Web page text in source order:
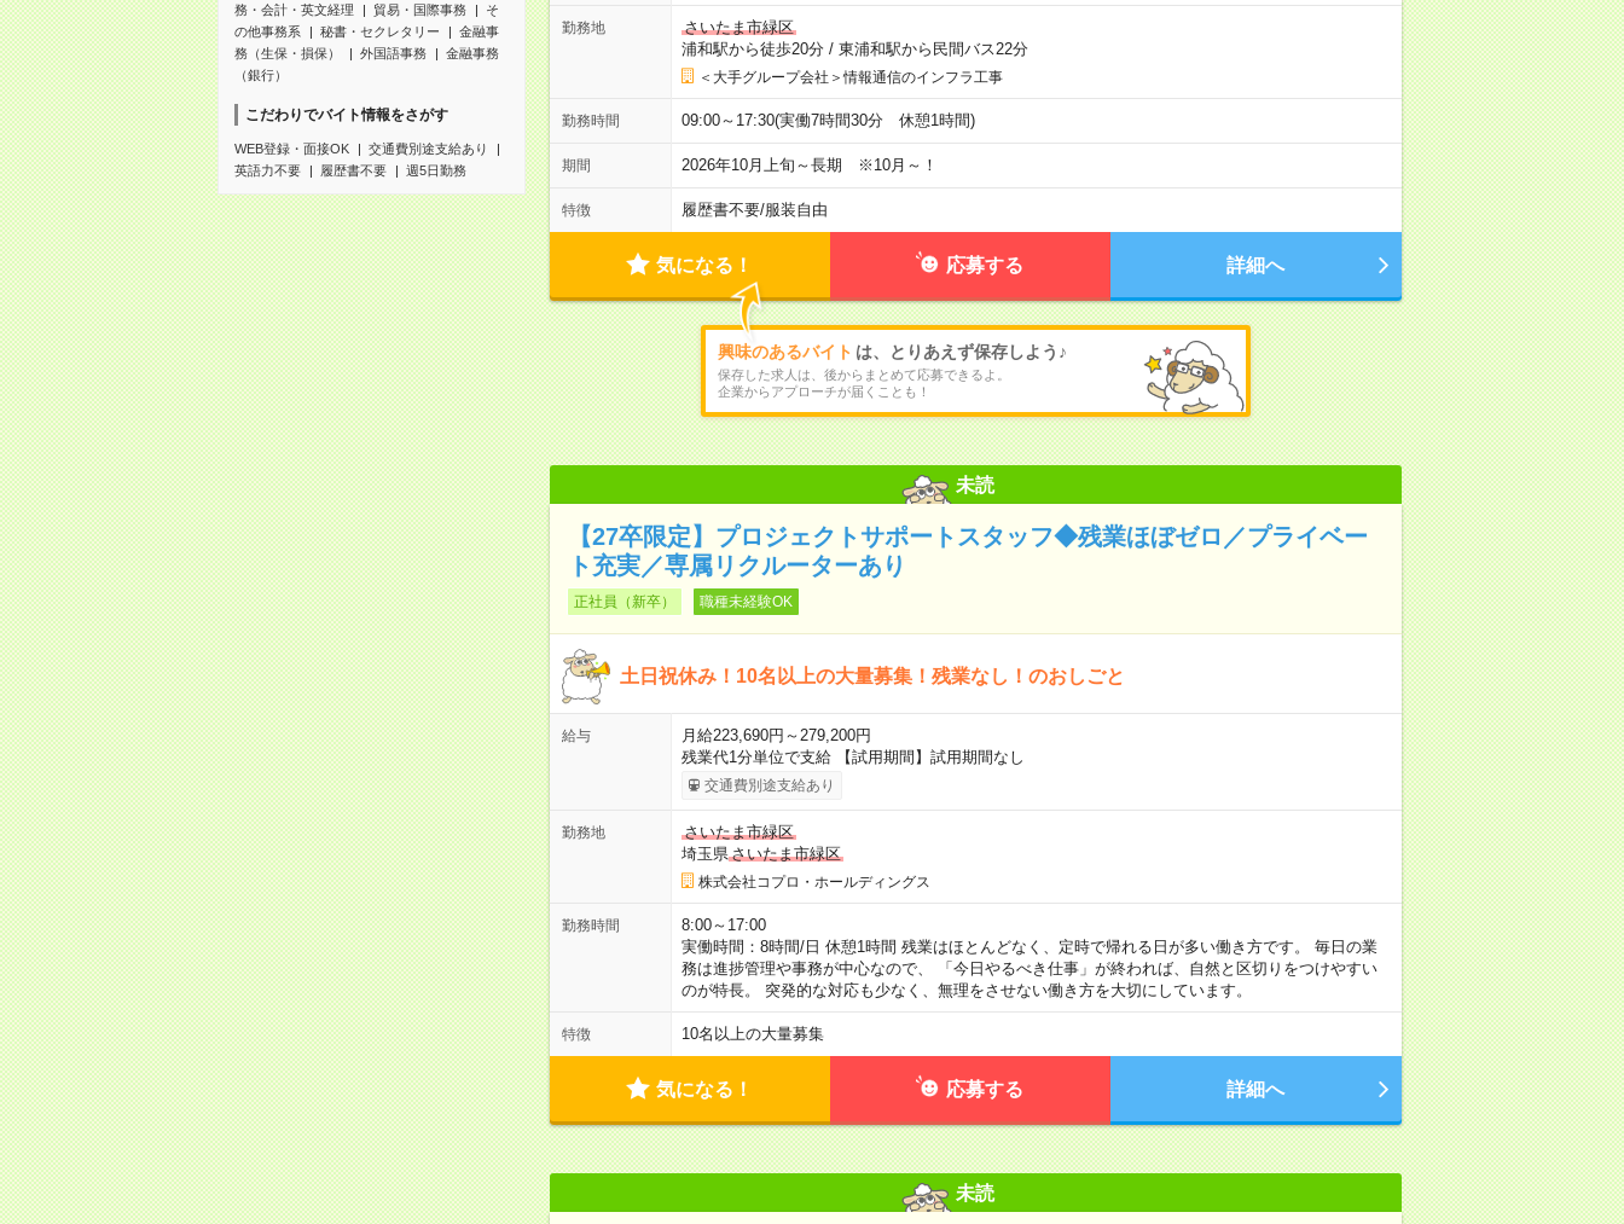
務・会計・英文経理
貿易・国際事務
そ
の他事務系
秘書・セクレタリー
金融事
務（生保・損保）
外国語事務
金融事務
（銀行）
こだわりでバイト情報をさがす
WEB登録・面接OK
交通費別途支給あり
英語力不要
履歴書不要 週5日勤務
勤務地
さいたま市緑区
浦和駅から徒歩20分/ 東浦和駅から民間バス22分
＜大手グループ会社＞情報通信のインフラ工事
勤務時間 09:00～17:30(実働7時間30分 休憩1時間)
期間 2026年10月上旬～長期 ※10月～！
特徴 履歴書不要/服装自由
気になる！ 応募する 詳細へ
興味のあるバイト は、とりあえず保存しよう♪
保存した求人は、後からまとめて応募できるよ。
企業からアプローチが届くことも！
未読
【27卒限定】プロジェクトサポートスタッフ◆残業ほぼゼロ／プライベー
ト充実／専属リクルーターあり
正社員（新卒） 職種未経験OK
土日祝休み！10名以上の大量募集！残業なし！のおしごと
給与
月給223,690円～279,200円
残業代1分単位で支給 【試用期間】試用期間なし
交通費別途支給あり
勤務地
さいたま市緑区
埼玉県さいたま市緑区
株式会社コプロ・ホールディングス
勤務時間
8:00～17:00
実働時間：8時間/日 休憩1時間 残業はほとんどなく、定時で帰れる日が多い働き方です。 毎日の業
務は進捗管理や事務が中心なので、 「今日やるべき仕事」が終われば、自然と区切りをつけやすい
のが特長。 突発的な対応も少なく、無理をさせない働き方を大切にしています。
特徴 10名以上の大量募集
気になる！ 応募する 詳細へ
未読